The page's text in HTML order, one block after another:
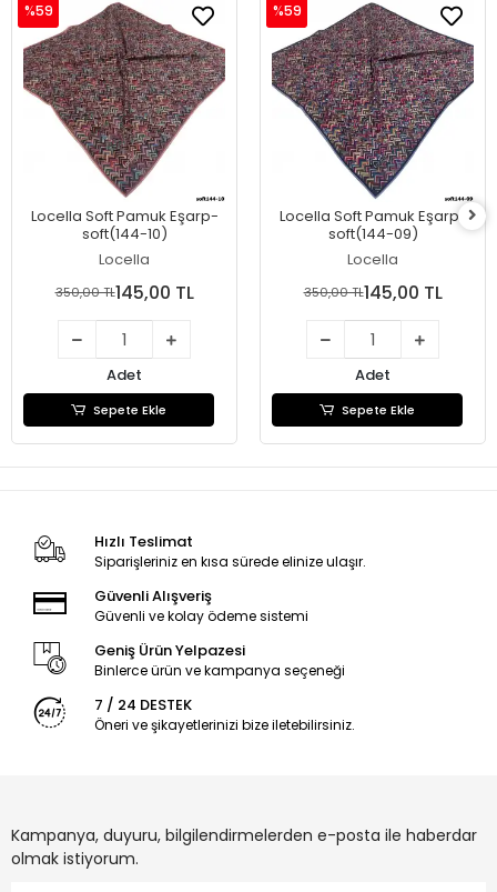
Locella Soft Pamuk Eşarp-
soft(144-10)
Locella
%59
350,00 TL145,00 TL
Adet
Sepete Ekle
Locella Soft Pamuk Eşarp-
soft(144-09)
Locella
%59
350,00 TL145,00 TL
Adet
Sepete Ekle
Hızlı Teslimat
Siparişleriniz en kısa sürede elinize ulaşır.
Güvenli Alışveriş
Güvenli ve kolay ödeme sistemi
Geniş Ürün Yelpazesi
Binlerce ürün ve kampanya seçeneği
7 / 24 DESTEK
Öneri ve şikayetlerinizi bize iletebilirsiniz.
Kampanya, duyuru, bilgilendirmelerden e-posta ile haberdar
olmak istiyorum.